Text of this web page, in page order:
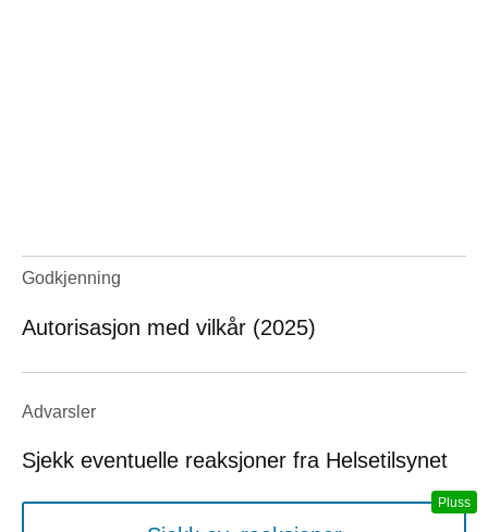
Godkjenning
Autorisasjon med vilkår (2025)
Advarsler
Sjekk eventuelle reaksjoner fra Helsetilsynet